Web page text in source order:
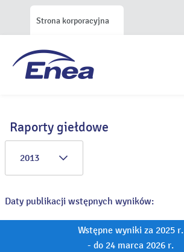
Strona korporacyjna
Raporty giełdowe
2013
Daty publikacji wstępnych wyników:
Wstępne wyniki za 2025 r.
- do 24 marca 2026 r.